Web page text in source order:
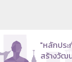
"หลักปร
สร้างวัฒ